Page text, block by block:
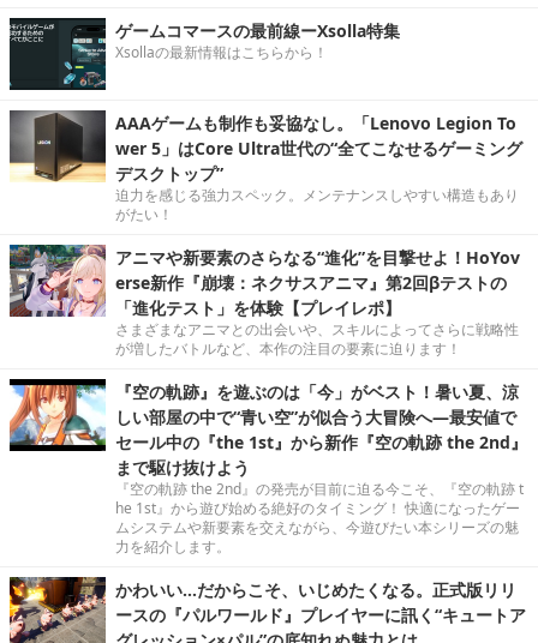
ゲームコマースの最前線ーXsolla特集
Xsollaの最新情報はこちらから！
AAAゲームも制作も妥協なし。「Lenovo Legion To
wer 5」はCore Ultra世代の“全てこなせるゲーミング
デスクトップ”
迫力を感じる強力スペック。メンテナンスしやすい構造もあり
がたい！
アニマや新要素のさらなる“進化”を目撃せよ！HoYov
erse新作『崩壊：ネクサスアニマ』第2回βテストの
「進化テスト」を体験【プレイレポ】
さまざまなアニマとの出会いや、スキルによってさらに戦略性
が増したバトルなど、本作の注目の要素に迫ります！
『空の軌跡』を遊ぶのは「今」がベスト！暑い夏、涼
しい部屋の中で“青い空”が似合う大冒険へ―最安値で
セール中の『the 1st』から新作『空の軌跡 the 2nd』
まで駆け抜けよう
『空の軌跡 the 2nd』の発売が目前に迫る今こそ、『空の軌跡 t
he 1st』から遊び始める絶好のタイミング！ 快適になったゲー
ムシステムや新要素を交えながら、今遊びたい本シリーズの魅
力を紹介します。
かわいい…だからこそ、いじめたくなる。正式版リリ
ースの『パルワールド』プレイヤーに訊く“キュートア